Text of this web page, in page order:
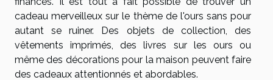
cadeau merveilleux sur le thème de l'ours sans pour
autant se ruiner. Des objets de collection, des
vêtements imprimés, des livres sur les ours ou
même des décorations pour la maison peuvent faire
des cadeaux attentionnés et abordables.